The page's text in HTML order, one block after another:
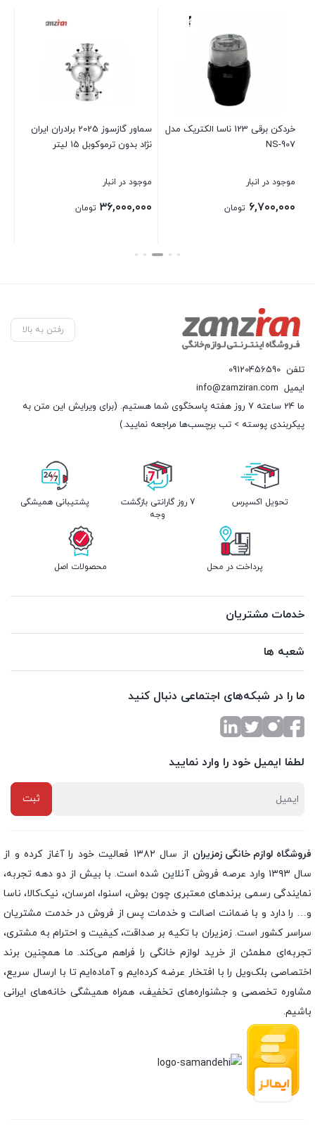
خردکن برقی 123 ناسا الکتریک مدل
NS-907
موجود در انبار
۶,۷۰۰,۰۰۰ تومان
سماور گازسوز 2025 برادران ایران
نژاد بدون ترموکوبل 15 لیتر
موجود در انبار
۳۶,۰۰۰,۰۰۰ تومان
بستن
رفتن به بالا
تلفن 09120456590
ایمیل info@zamziran.com
ما 24 ساعته 7 روز هفته پاسخگوی شما هستیم. (برای ویرایش این متن به
پیکربندی پوسته > تب برچسب‌ها مراجعه نمایید.)
تحویل اکسپرس
7 روز گارانتی بازگشت
وجه
پشتیبانی همیشگی
پرداخت در محل محصولات اصل
خدمات مشتریان
شعبه ها
ما را در شبکه‌های اجتماعی دنبال کنید
لطفا ایمیل خود را وارد نمایید
فروشگاه لوازم خانگی زمزیران
از سال ۱۳۸۲ فعالیت خود را آغاز کرده و از
سال ۱۳۹۳ وارد عرصه فروش آنلاین شده است. با بیش از دو دهه تجربه،
نمایندگی رسمی برندهای معتبری چون بوش، اسنوا، امرسان، نیک‌کالا، ناسا
و… را دارد و با ضمانت اصالت و خدمات پس از فروش در خدمت مشتریان
سراسر کشور است. زمزیران با تکیه بر صداقت، کیفیت و احترام به مشتری،
تجربه‌ای مطمئن از خرید لوازم خانگی را فراهم می‌کند. ما همچنین برند
اختصاصی بلک‌ویل را با افتخار عرضه کرده‌ایم و آماده‌ایم تا با ارسال سریع،
مشاوره تخصصی و جشنواره‌های تخفیف، همراه همیشگی خانه‌های ایرانی
باشیم.